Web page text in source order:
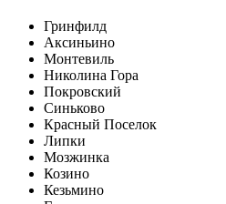
Гринфилд
Аксиньино
Монтевиль
Николина Гора
Покровский
Синьково
Красный Поселок
Липки
Мозжинка
Козино
Кезьмино